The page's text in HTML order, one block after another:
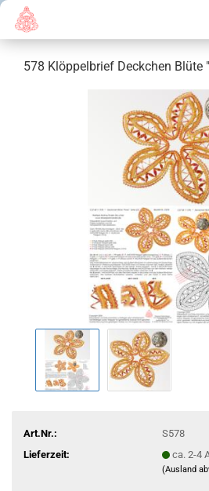
578 Klöppelbrief Deckchen Blüte
Art.Nr.:
S578
Lieferzeit:
ca. 2-4
(Ausland